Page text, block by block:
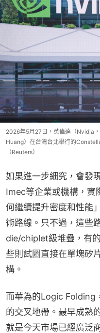
2026年5月27日，英偉達（Nvidia
Huang）在台灣台北舉行的
（Reuters）
如果進一步細究，會發
Imec等企業或機構，實
何繼續提升密度和性能
術路線。只不過，這些
die/chiplet級堆疊，有
些則試圖直接在單塊矽
構。
而華為的Logic Folding
的交叉地帶。最早成熟
就是今天市場已經廣泛